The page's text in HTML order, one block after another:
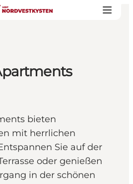
bieten
mit herrlichen
Sie auf der
oder genießen
in der schönen